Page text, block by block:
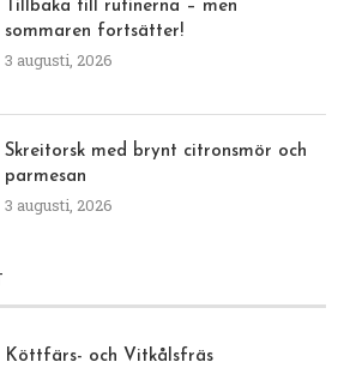
Tillbaka till rutinerna – men
sommaren fortsätter!
3 augusti, 2026
Skreitorsk med brynt citronsmör och
parmesan
3 augusti, 2026
Köttfärs- och Vitkålsfräs